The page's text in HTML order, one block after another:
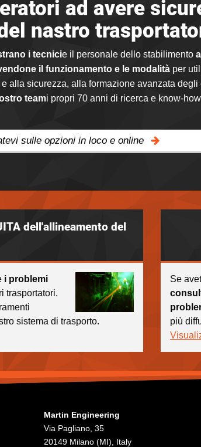
ad avere
nastro
i tecnicie il personale dello stabilimento
il funzionamento e le modalità per
alla sicurezza, alla formazione avanzata
teami propri 70 anni di ricerca e know-
sulle opzioni in loco e online
dell'allineamento del
i problemi
trasportatori.
sistema di trasporto.
Se
più
Martin Engineering
Via Pagliano, 35
20149 Milano (MI), Italy